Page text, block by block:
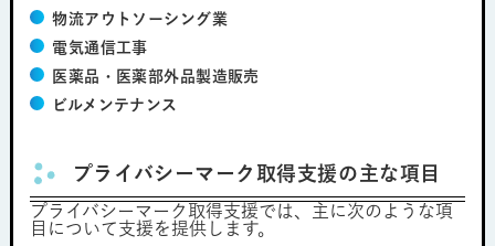
物流アウトソーシング業
電気通信工事
医薬品・医薬部外品製造販売
ビルメンテナンス
プライバシーマーク取得支援の主な項目
プライバシーマーク取得支援では、主に次のような項
目について支援を提供します。